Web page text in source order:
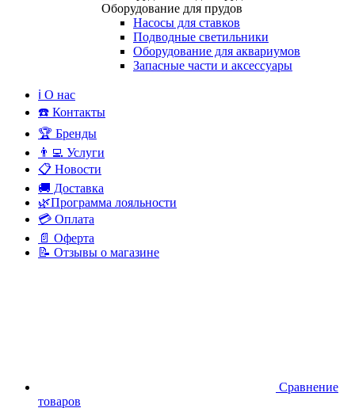
Оборудование для прудов
Насосы для ставков
Подводные светильники
Оборудование для аквариумов
Запасные части и аксессуары
ℹ️ О нас
☎️ Контакты
🏆 Бренды
👨‍💻 Услуги
📋 Новости
🚚 Доставка
🌿Программа лояльности
💳 Оплата
📄 Оферта
📝 Отзывы о магазине
Сравнение
товаров